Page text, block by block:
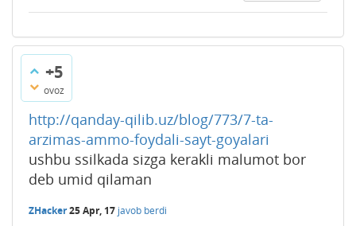
+5
ovoz
http://qanday-qilib.uz/blog/773/7-ta-
arzimas-ammo-foydali-sayt-goyalari
ushbu ssilkada sizga kerakli malumot bor
deb umid qilaman
ZHacker25 Apr, 17 javob berdi